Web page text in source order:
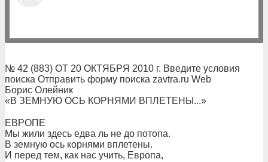
№ 42 (883) ОТ 20 ОКТЯБРЯ 2010 г. Введите условия
поиска Отправить форму поиска zavtra.ru Web
Борис Олейник
«В ЗЕМНУЮ ОСЬ КОРНЯМИ ВПЛЕТЕНЫ...»
ЕВРОПЕ
Мы жили здесь едва ль не до потопа.
В земную ось корнями вплетены.
И перед тем, как нас учить, Европа,